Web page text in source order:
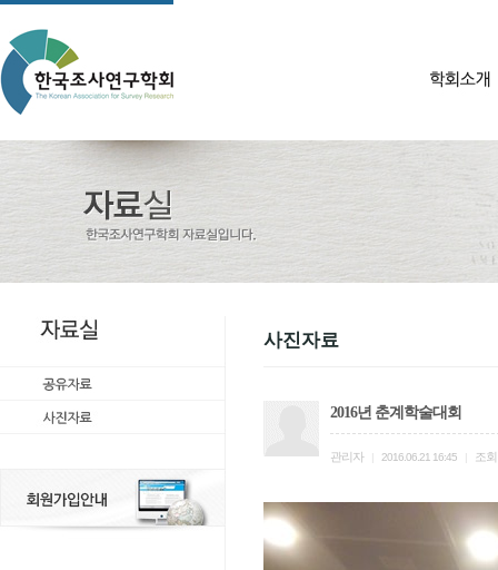
사진자료
2016년 춘계학술대회
관리자 2016.06.21 16:45 조회